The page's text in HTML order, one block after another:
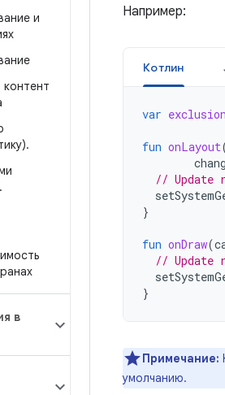
и
.
.
в
Например:
Котлин
var
fun onLayout
// Update
}
fun onDraw(
// Update
}
Примечание:
умолчанию.